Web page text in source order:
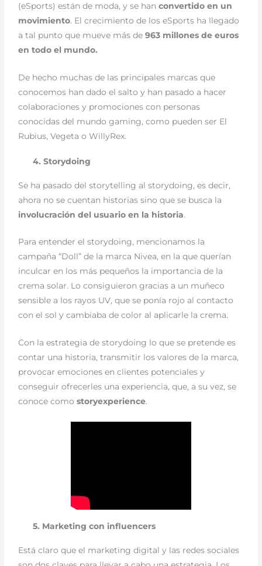
(eSports) están de moda, y se hanconvertido en un
movimiento. El crecimiento de los eSports ha llegado
a tal punto que mueve más de963 millones de euros
en todo el mundo.
De hecho muchas de las principales marcas que
conocemos han dado el salto y han pasado a hacer
colaboraciones y promociones con personas
conocidas del mundo gaming, como pueden ser El
Rubius, Vegeta o WillyRex.
4. Storydoing
Se ha pasado del storytelling al storydoing, es decir,
ahora no se cuentan historias sino que se busca la
involucración del usuario en la historia.
Para entender el storydoing, mencionamos la
campaña “Doll” de la marca Nivea, en la que querían
inculcar en los más pequeños la importancia de la
crema solar. Lo consiguieron gracias a un muñeco
sensible a los rayos UV, que se ponía rojo al contacto
con el sol y cambiaba de color al aplicarle la crema.
Con la estrategia de storydoing lo que se pretende es
contar una historia, transmitir los valores de la marca,
provocar emociones en clientes potenciales y
conseguir ofrecerles una experiencia, que, a su vez, se
conoce comostoryexperience.
5. Marketing con influencers
Está claro que el marketing digital y las redes sociales